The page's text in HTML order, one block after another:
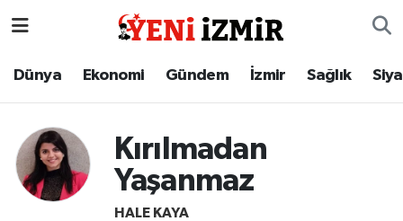
Dünya Ekonomi Gündem İzmir Sağlık
Kırılmadan
Yaşanmaz
HALE KAYA
Dünya
Gündem
İzmir
İzmir Nöbetçi Eczaneler
İzmir Namaz Vakitleri
İzmir Trafik Yoğunluk Haritası